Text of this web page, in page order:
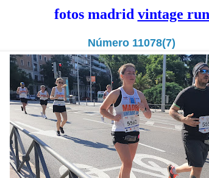
fotos madrid vintage run
Número 11078(7)